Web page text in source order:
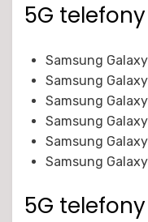
5G telefony
Samsung
Samsung
Samsung
Samsung
Samsung
Samsung
5G telefony